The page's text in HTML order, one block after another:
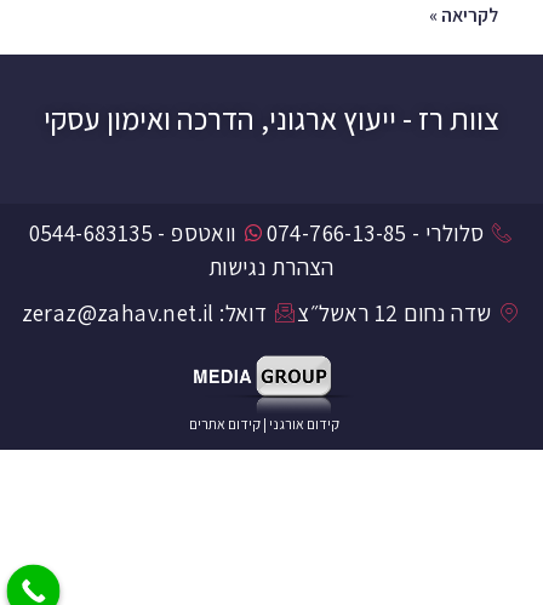
לקריאה »
צוות רז - ייעוץ ארגוני, הדרכה ואימון עסקי
סלולרי - 074-766-13-85
וואטספ - 0544-683135
הצהרת נגישות
שדה נחום 12 ראשל״צ
דואל: zeraz@zahav.net.il
קידום אורגני|קידום אתרים